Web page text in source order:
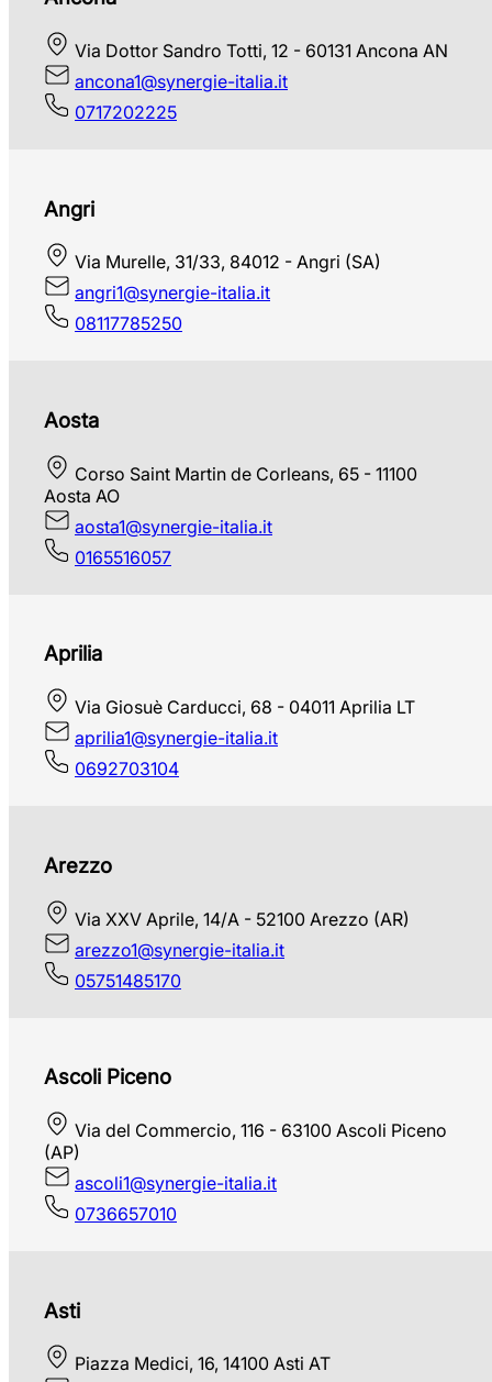
Via Dottor Sandro Totti, 12 - 60131 Ancona AN
ancona1@synergie-italia.it
0717202225
Angri
Via Murelle, 31/33, 84012 - Angri (SA)
angri1@synergie-italia.it
08117785250
Aosta
Corso Saint Martin de Corleans, 65 - 11100
Aosta AO
aosta1@synergie-italia.it
0165516057
Aprilia
Via Giosuè Carducci, 68 - 04011 Aprilia LT
aprilia1@synergie-italia.it
0692703104
Arezzo
Via XXV Aprile, 14/A - 52100 Arezzo (AR)
arezzo1@synergie-italia.it
05751485170
Ascoli Piceno
Via del Commercio, 116 - 63100 Ascoli Piceno
(AP)
ascoli1@synergie-italia.it
0736657010
Asti
Piazza Medici, 16, 14100 Asti AT